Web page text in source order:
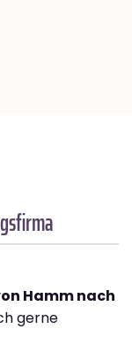
Hamm nach
gerne